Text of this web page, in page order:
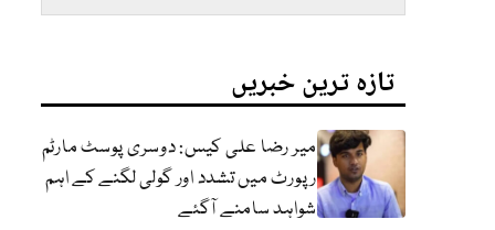
تازہ ترین خبریں
میر رضا علی کیس: دوسری پوسٹ مارٹم
رپورٹ میں تشدد اور گولی لگنے کے اہم
شواہد سامنے آگئے